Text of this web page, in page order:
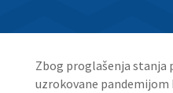
Zbog proglašenja stanja
uzrokovane pandemijom